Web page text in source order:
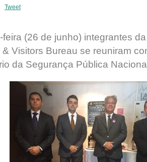
Tweet
feira (26 de junho) integrantes
Visitors Bureau se reuniram
da Segurança Pública